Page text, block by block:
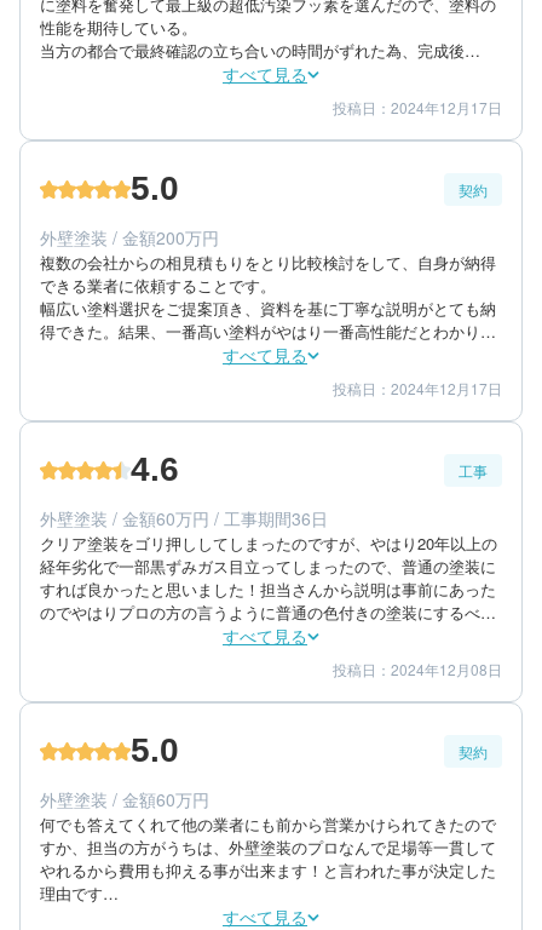
性能を期待している。
当方の都合で最終確認の立ち合いの時間がずれた為、完成後
ちょっと時間が掛かったが、天候にも恵まれ行程通り作業はス
プロタイムズは、外国製の塗料を使うことで少々不安があった
が、仕上がりは予想以上にとても綺麗にでき、とても満足してい
すべて見る
仕上がり 5
満足度 5
50代/男性/一棟アパート
築年数：12年
投稿日：2024年12月17日
5.0 契約
外壁塗装 / 金額200万円
複数の会社からの相見積もりをとり比較検討をして、自身が納得
できる業者に依頼することです。
幅広い塗料選択をご提案頂き、資料を基に丁寧な説明がとても納
得できた。結果、一番髙い塗料がやはり一番高性能だとわかり今
５種類の塗料を使った見積もりを提示され、塗料の性能をよく理
解出来たた為、費用対効果も十分満足している。
当方の要望に丁寧に対応して頂きとてもスムーズに工事を進めて
すべて見る
金額感 5
担当者 5
50代/男性/一棟アパート
築年数：12年
投稿日：2024年12月17日
4.6 工事
外壁塗装 / 金額60万円 / 工事期間36日
クリア塗装をゴリ押ししてしまったのですが、やはり20年以上の
経年劣化で一部黒ずみガス目立ってしまったので、普通の塗装に
すれば良かったと思いました！担当さんから説明は事前にあった
のでやはりプロの方の言うように普通の色付きの塗装にするべき
でした！でもその他の場所はピカピカになったので結果的に満足
とても早くて良かったです！とても満足してます！家の隣も少し
前に外壁塗装してたのですが足場組むのに１週間位かかってて真
ました
いたので今迄も何度も塗装の営業の方にやらせてほしい！と言わ
れてきましたがメンテナンス不用の家等結果ないと言われ結果塗
装する事になりましたが、やはりやるならせめて築10年位には
やった方が良いと思いました、特にクリア塗装はね！
すべて見る
仕上がり 5
満足度 4
50代/女性/一戸建て
築年数：20年
投稿日：2024年12月08日
5.0 契約
外壁塗装 / 金額60万円
何でも答えてくれて他の業者にも前から営業かけられてきたので
すか、担当の方がうちは、外壁塗装のプロなんで足場等一貫して
やれるから費用も抑える事が出来ます！と言われた事が決定した
理由です
とてもピカピカで満足してます！又ご縁があったらお願いしたい
すべて見る